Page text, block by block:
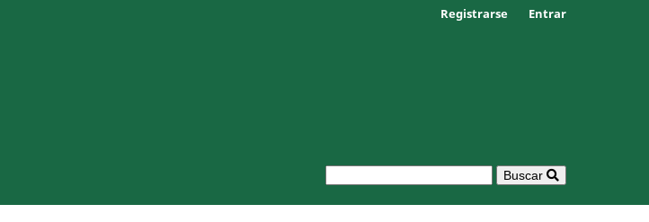
Buscar
Registrarse Entrar